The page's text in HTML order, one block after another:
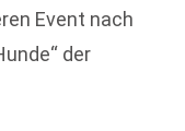
Event nach
der